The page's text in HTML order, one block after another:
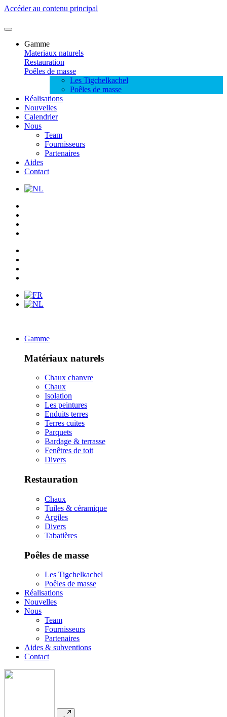
Accéder au contenu principal
Gamme
Materiaux naturels
Restauration
Poêles de masse
Les Tigchelkachel
Poêles de masse
Réalisations
Nouvelles
Calendrier
Nous
Team
Fournisseurs
Partenaires
Aides
Contact
Gamme
Matériaux naturels
Chaux chanvre
Chaux
Isolation
Les peintures
Enduits terres
Terres cuites
Parquets
Bardage & terrasse
Fenêtres de toit
Divers
Restauration
Chaux
Tuiles & céramique
Argiles
Divers
Tabatières
Poêles de masse
Les Tigchelkachel
Poêles de masse
Réalisations
Nouvelles
Nous
Team
Fournisseurs
Partenaires
Aides & subventions
Contact